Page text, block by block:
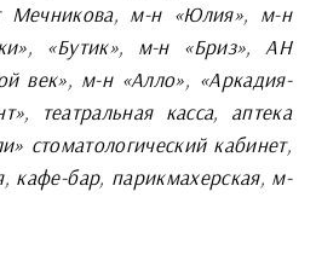
Мечникова, м-н «Юлия», м-н
«Бутик», м-н «Бриз», АН
век», м-н «Алло», «Аркадия-
театральная касса, аптека
стоматологический кабинет,
кафе-бар, парикмахерская, м-